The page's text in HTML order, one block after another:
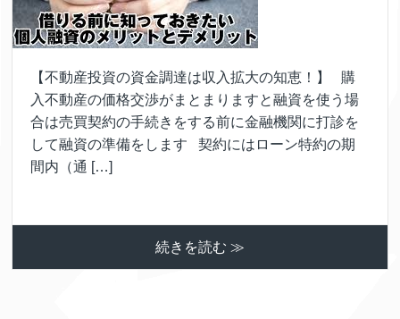
【不動産投資の資金調達は収入拡大の知恵！】 購
入不動産の価格交渉がまとまりますと融資を使う場
合は売買契約の手続きをする前に金融機関に打診を
して融資の準備をします 契約にはローン特約の期
間内（通 […]
続きを読む ≫